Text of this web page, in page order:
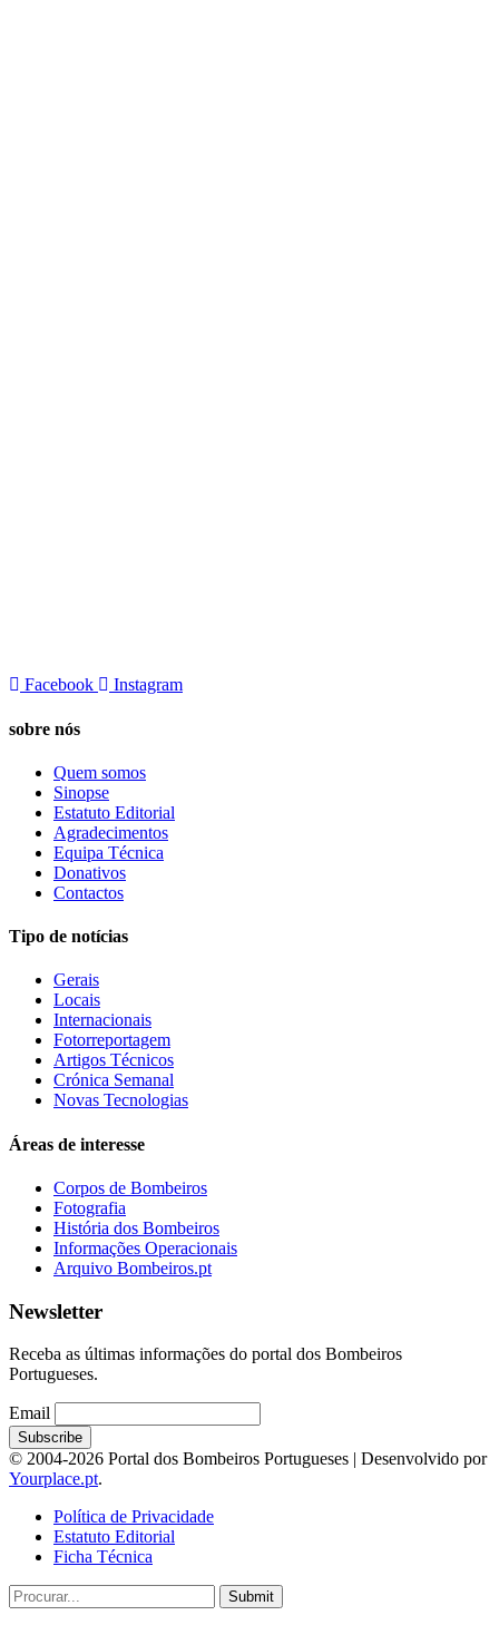
Facebook Instagram
sobre nós
Quem somos
Sinopse
Estatuto Editorial
Agradecimentos
Equipa Técnica
Donativos
Contactos
Tipo de notícias
Gerais
Locais
Internacionais
Fotorreportagem
Artigos Técnicos
Crónica Semanal
Novas Tecnologias
Áreas de interesse
Corpos de Bombeiros
Fotografia
História dos Bombeiros
Informações Operacionais
Arquivo Bombeiros.pt
Newsletter
Receba as últimas informações do portal dos Bombeiros
Portugueses.
Email
© 2004-2026 Portal dos Bombeiros Portugueses | Desenvolvido por
Yourplace.pt.
Política de Privacidade
Estatuto Editorial
Ficha Técnica
Submit